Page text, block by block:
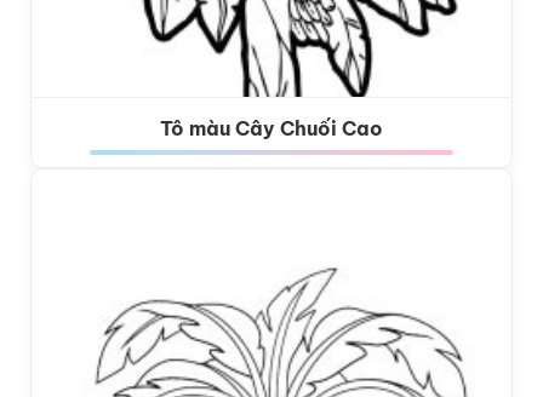
Tô màu Cây Chuối Cao